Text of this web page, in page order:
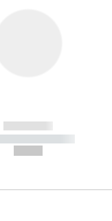
------------
-----------